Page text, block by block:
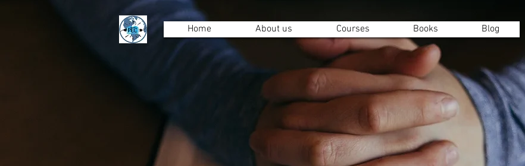
Home About us Courses Books Blog